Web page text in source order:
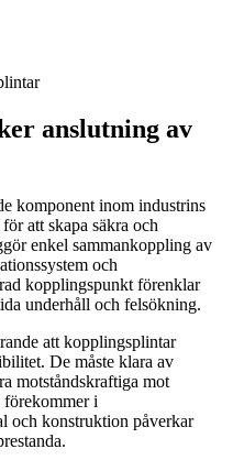
anslutning av
komponent inom industrins
att skapa säkra och
enkel sammankoppling av
och
kopplingspunkt förenklar
underhåll och felsökning.
att kopplingsplintar
De måste klara av
motståndskraftiga mot
i
och konstruktion påverkar